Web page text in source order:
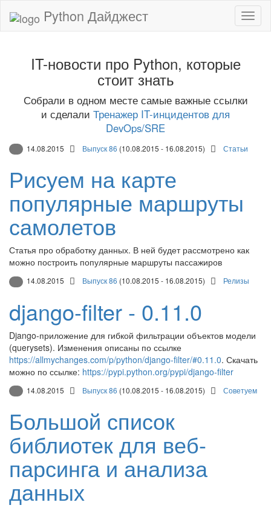
Python Дайджест
IT-новости про Python, которые
стоит знать
Собрали в одном месте самые важные ссылки
и сделали Тренажер IT-инцидентов для
DevOps/SRE
14.08.2015 Выпуск 86 (10.08.2015 - 16.08.2015) Статьи
Рисуем на карте
популярные маршруты
самолетов
Статья про обработку данных. В ней будет рассмотрено как
можно построить популярные маршруты пассажиров
14.08.2015 Выпуск 86 (10.08.2015 - 16.08.2015) Релизы
django-filter - 0.11.0
Django-приложение для гибкой фильтрации объектов модели
(querysets). Изменения описаны по ссылке
https://allmychanges.com/p/python/django-filter/#0.11.0. Скачать
можно по ссылке: https://pypi.python.org/pypi/django-filter
14.08.2015 Выпуск 86 (10.08.2015 - 16.08.2015) Советуем
Большой список
библиотек для веб-
парсинга и анализа
данных